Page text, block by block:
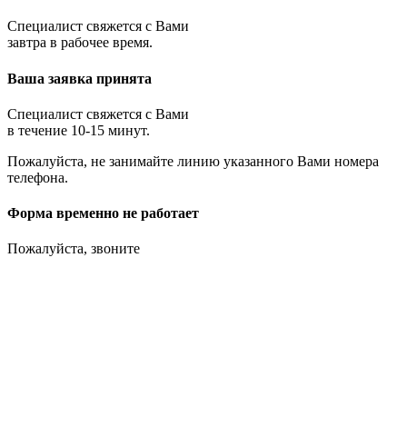
Специалист свяжется с Вами
завтра в рабочее время.
Ваша заявка принята
Специалист свяжется с Вами
в течение 10-15 минут.
Пожалуйста, не занимайте линию указанного Вами номера
телефона.
Форма временно не работает
Пожалуйста, звоните